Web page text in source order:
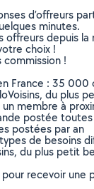
d’offreurs
minutes.
offreurs depuis
choix !
commission !
France : 35 000
du plus
membre à
postée
postées par an
de besoins
du plus petit
recevoir une